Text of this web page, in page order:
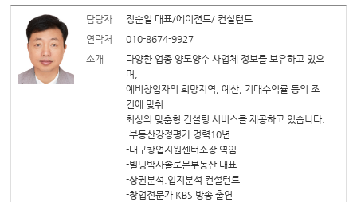
담당자
정순일 대표/에이젼트/ 컨설턴트
연락처
010-8674-9927
소개
다양한 업종 양도양수 사업체 정보를 보유하고 있으
며,
예비창업자의 희망지역, 예산, 기대수익률 등의 조
건에 맞춰
최상의 맞춤형 컨설팅 서비스를 제공하고 있습니다.
-부동산강정평가 경력10년
-대구창업지원센터소장 역임
-빌딩박사솔로몬부동산 대표
-상권분석.입지분석 컨설턴트
-창업전문가 KBS 방송 출연